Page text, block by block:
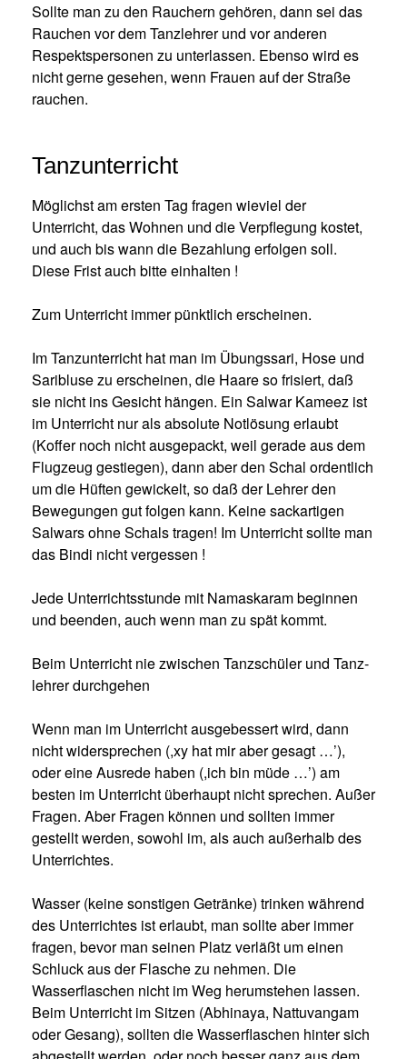
Sollte man zu den Rauchern gehören, dann sei das
Rauchen vor dem Tanzlehrer und vor anderen
Respektspersonen zu unterlassen. Ebenso wird es
nicht gerne gesehen, wenn Frauen auf der Straße
rauchen.
Tanzunterricht
Möglichst am ersten Tag fragen wieviel der
Unterricht, das Wohnen und die Verpflegung kostet,
und auch bis wann die Bezahlung erfolgen soll.
Diese Frist auch bitte einhalten !
Zum Unterricht immer pünktlich erscheinen.
Im Tanzunterricht hat man im Übungssari, Hose und
Saribluse zu erscheinen, die Haare so frisiert, daß
sie nicht ins Gesicht hängen. Ein Salwar Kameez ist
im Unterricht nur als absolute Notlösung erlaubt
(Koffer noch nicht ausgepackt, weil gerade aus dem
Flugzeug gestiegen), dann aber den Schal ordentlich
um die Hüften gewickelt, so daß der Lehrer den
Bewegungen gut folgen kann. Keine sackartigen
Salwars ohne Schals tragen! Im Unterricht sollte man
das Bindi nicht vergessen !
Jede Unterrichtsstunde mit Namaskaram beginnen
und beenden, auch wenn man zu spät kommt.
Beim Unterricht nie zwischen Tanzschüler und Tanz­
lehrer durchgehen
Wenn man im Unterricht ausgebessert wird, dann
nicht widersprechen (,xy hat mir aber gesagt …’),
oder eine Ausrede haben (,ich bin müde …’) am
besten im Unterricht überhaupt nicht sprechen. Außer
Fragen. Aber Fragen können und sollten immer
gestellt werden, sowohl im, als auch außerhalb des
Unterrichtes.
Wasser (keine sonstigen Getränke) trinken während
des Unterrichtes ist erlaubt, man sollte aber immer
fragen, bevor man seinen Platz verläßt um einen
Schluck aus der Flasche zu nehmen. Die
Wasserflaschen nicht im Weg herumstehen lassen.
Beim Unterricht im Sitzen (Abhinaya, Nattuvangam
oder Gesang), sollten die Wasserflaschen hinter sich